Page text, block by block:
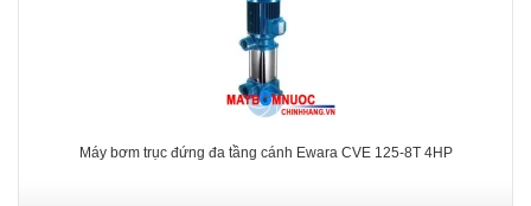
Máy bơm trục đứng đa tầng cánh Ewara CVE 125-8T 4HP